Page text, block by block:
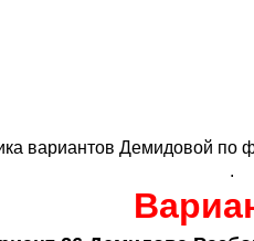
вариантов Демидовой по
.